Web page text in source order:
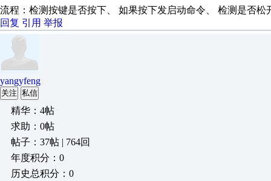
流程：检测按键是否按下、 如果按下发启动命令、 检测是否松
回复 引用 举报
yangyfeng
关注 私信
精华：4帖
求助：0帖
帖子：37帖 | 764回
年度积分：0
历史总积分：0